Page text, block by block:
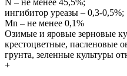
ингибитор уреазы – 0,3-0,5%;
Мn – не менее 0,1%
Озимые и яровые зерновые
крестоцветные, пасленовые
грунта, зеленные культуры
+